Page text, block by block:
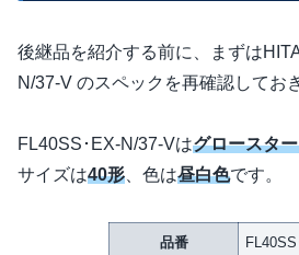
後継品を紹介する前に、まずは
N/37-V のスペックを再確認してお
FL40SS･EX-N/37-Vはグロースタ
サイズは40形 、色は昼白色です。
品番